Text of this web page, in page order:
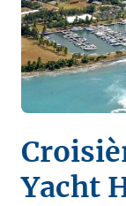
Yacht